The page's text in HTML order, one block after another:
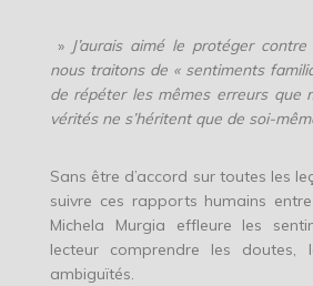
» J’aurais aimé le protéger
nous traitons de « sentiments
de répéter les mêmes erreurs que
vérités ne s’héritent que de soi-
Sans être d’accord sur toutes les
suivre ces rapports humains
Michela Murgia effleure les
lecteur comprendre les doutes,
ambiguïtés.